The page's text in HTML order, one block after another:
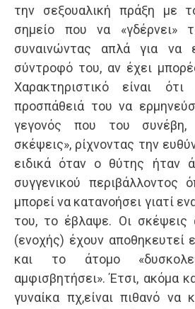
την σεξουαλική πράξη με
σημείο που να «γδέρνει»
συναινώντας απλά για να
σύντροφό του, αν έχει
Χαρακτηριστικό είναι
προσπάθειά του να
γεγονός που του συνέβη,
σκέψεις», ρίχνοντας την
ειδικά όταν ο θύτης ήταν
συγγενικού
μπορεί να κατανοήσει γιατί
του, το έβλαψε. Οι σκέψεις
(ενοχής) έχουν αποθηκευτεί
και το άτομο
αμφισβητήσει». Έτσι, ακόμα
γυναίκα πχ,είναι πιθανό να